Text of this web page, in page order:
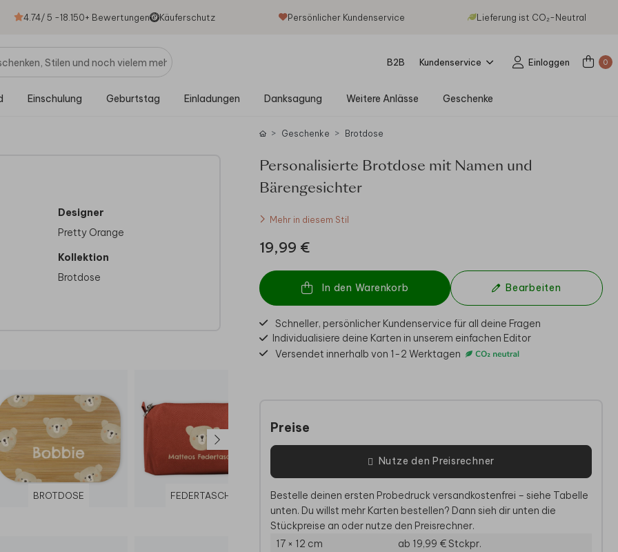
4.74/ 5 -18.150+ Bewertungen Käuferschutz Persönlicher Kundenservice Lieferung ist CO₂-Neutral
B2B Kundenservice Einloggen 0
Einschulung Geburtstag Einladungen Danksagung Weitere Anlässe Geschenke
Designer
Pretty Orange
Kollektion
Brotdose
BROTDOSE FEDERTASCHE KINDERBECHER
FLASCHE RUNDUM
BEDRUCKT
Geschenke Brotdose
Personalisierte Brotdose mit Namen und
Bärengesichter
Mehr in diesem Stil
19,99 €
In den Warenkorb Bearbeiten
Schneller, persönlicher Kundenservice für all deine Fragen
Individualisiere deine Karten in unserem einfachen Editor
Versendet innerhalb von 1-2 Werktagen
Preise
Nutze den Preisrechner
Bestelle deinen ersten Probedruck versandkostenfrei – siehe Tabelle
unten. Du willst mehr Karten bestellen? Dann sieh dir unten die
Stückpreise an oder nutze den Preisrechner.
17 × 12 cm
ab 19,99 €Stckpr.